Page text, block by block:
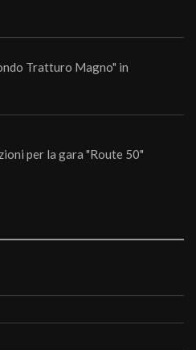
Tratturo Magno" in
per la gara "Route 50"